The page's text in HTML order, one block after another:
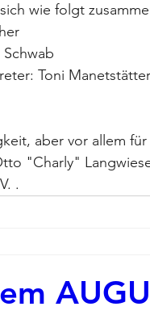
wie folgt
Toni
aber vor allem
"Charly"
.